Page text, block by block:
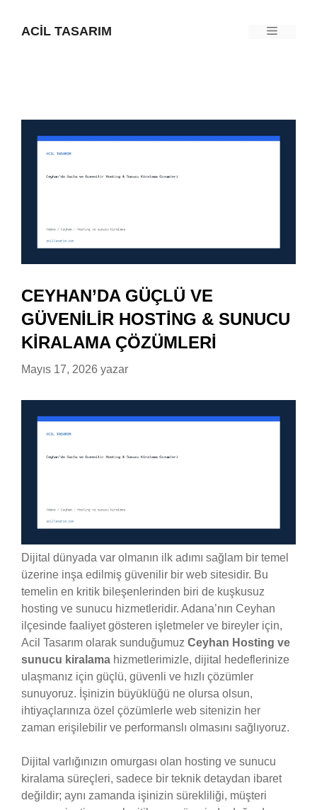
İçeriğeACIL TASARIM Menü
CEYHAN’DA GÜÇLÜ VE
GÜVENILIR HOSTING & SUNUCU
KIRALAMA ÇÖZÜMLERI
Mayıs 17, 2026 yazar
Dijital dünyada var olmanın ilk adımı sağlam bir temel
üzerine inşa edilmiş güvenilir bir web sitesidir. Bu
temelin en kritik bileşenlerinden biri de kuşkusuz
hosting ve sunucu hizmetleridir. Adana’nın Ceyhan
ilçesinde faaliyet gösteren işletmeler ve bireyler için,
Acil Tasarım olarak sunduğumuz Ceyhan Hosting ve
sunucu kiralama hizmetlerimizle, dijital hedeflerinize
ulaşmanız için güçlü, güvenli ve hızlı çözümler
sunuyoruz. İşinizin büyüklüğü ne olursa olsun,
ihtiyaçlarınıza özel çözümlerle web sitenizin her
zaman erişilebilir ve performanslı olmasını sağlıyoruz.
Dijital varlığınızın omurgası olan hosting ve sunucu
kiralama süreçleri, sadece bir teknik detaydan ibaret
değildir; aynı zamanda işinizin sürekliliği, müşteri